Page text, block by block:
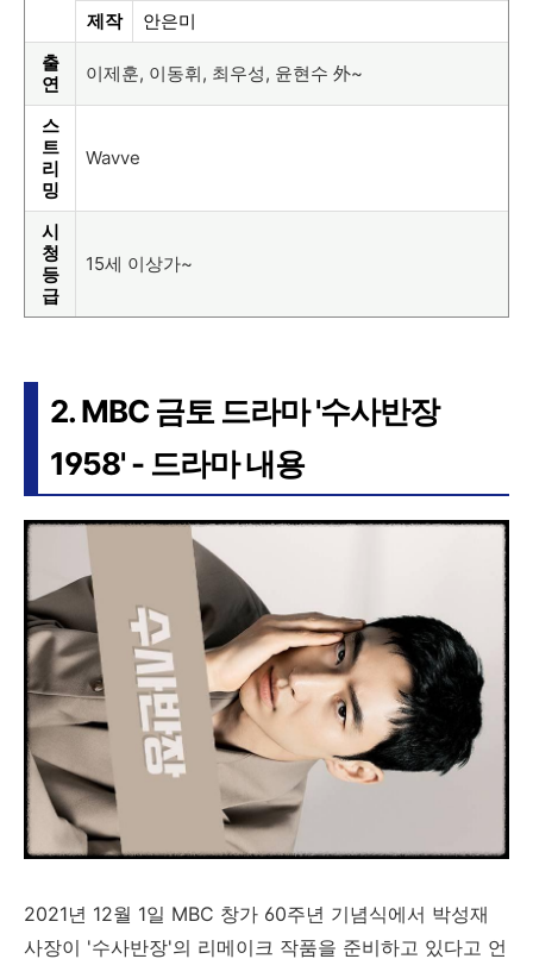
제작
안은미
출
연
이제훈, 이동휘, 최우성, 윤현수 外~
스
트
리
밍
Wavve
시
청
등
급
15세 이상가~
2. MBC 금토 드라마 '수사반장
1958' - 드라마 내용
2021년 12월 1일 MBC 창가 60주년 기념식에서 박성재
사장이 '수사반장'의 리메이크 작품을 준비하고 있다고 언